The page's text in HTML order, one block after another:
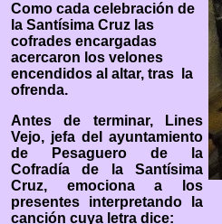
Como cada celebración de
la Santísima Cruz las
cofrades encargadas
acercaron los velones
encendidos al altar, tras la
ofrenda.
Antes de terminar, Lines
Vejo, jefa del ayuntamiento
de Pesaguero de la
Cofradía de la Santísima
Cruz, emociona a los
presentes interpretando la
canción cuya letra dice: